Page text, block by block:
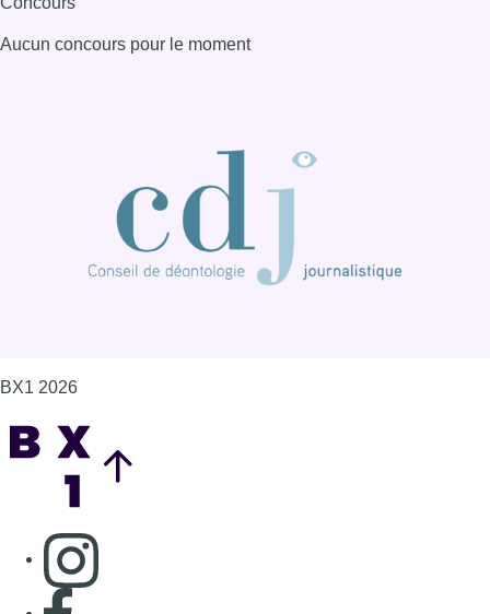
Aucun concours pour le moment
BX1 2026
Consulter page Instagram
Consulter page Facebook